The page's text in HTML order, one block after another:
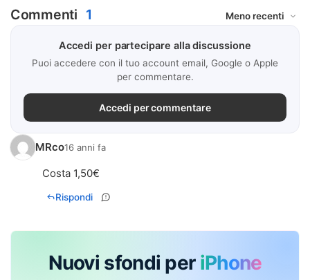
Commenti 1
Accedi per partecipare alla discussione
Puoi accedere con il tuo account email, Google o Apple
per commentare.
Accedi per commentare
MRco16 anni fa
Costa 1,50€
Rispondi
Nuovi sfondi per iPhone